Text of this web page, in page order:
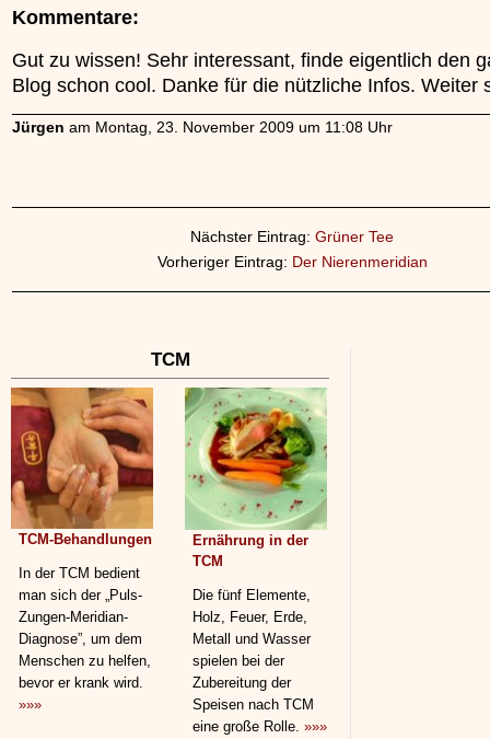
Kommentare:
Gut zu wissen! Sehr interessant, finde eigentlich den
Blog schon cool. Danke für die nützliche Infos. Weiter
Jürgen am Montag, 23. November 2009 um 11:08 Uhr
Nächster Eintrag: Grüner Tee
Vorheriger Eintrag: Der Nierenmeridian
TCM
TCM-Behandlungen
In der TCM bedient
man sich der „Puls-
Zungen-Meridian-
Diagnose”, um dem
Menschen zu helfen,
bevor er krank wird.
»»»
Ernährung in der
TCM
Die fünf Elemente,
Holz, Feuer, Erde,
Metall und Wasser
spielen bei der
Zubereitung der
Speisen nach TCM
eine große Rolle. »»»